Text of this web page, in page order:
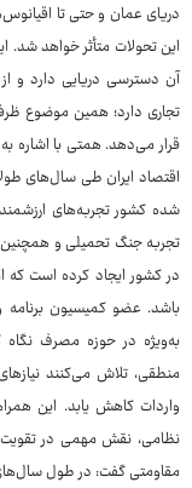
دریای عمان و حتی تا
این تحولات متأثر خواهد
تجاری دارد؛ همین موضوع
قرار می‌دهد. همتی با اشاره
اقتصاد ایران طی سال‌های
شده کشور تجربه‌های
تجربه جنگ تحمیلی و
در کشور ایجاد کرده است که
باشد. عضو کمیسیون
به‌ویژه در حوزه مصرف
منطقی، تلاش می‌کنند
واردات کاهش یابد. این
نظامی، نقش مهمی در تقویت
مقاومتی گفت: در طول